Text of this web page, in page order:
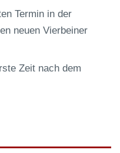
Termin in der
neuen Vierbeiner
Zeit nach dem